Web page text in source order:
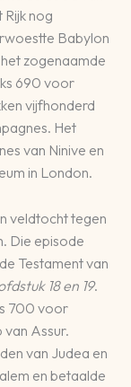
nog
Babylon
zogenaamde
690 voor
vijfhonderd
Het
van Ninive en
in London.
veldtocht tegen
Die episode
Testament van
18 en 19.
700 voor
van Assur.
van Judea en
en betaalde